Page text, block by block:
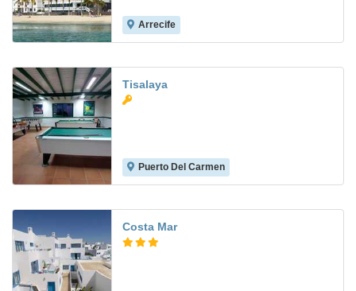
Arrecife
Tisalaya
Puerto Del Carmen
Costa Mar